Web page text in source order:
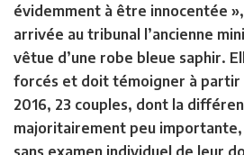
évidemment à être innocentée
arrivée au tribunal l’ancienne
vêtue d’une robe bleue saphir.
forcés et doit témoigner à partir
2016, 23 couples, dont la
majoritairement peu